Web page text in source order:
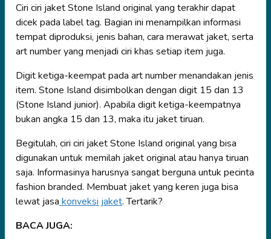
Ciri ciri jaket Stone Island original yang terakhir dapat
dicek pada label tag. Bagian ini menampilkan informasi
tempat diproduksi, jenis bahan, cara merawat jaket, serta
art number yang menjadi ciri khas setiap item juga.
Digit ketiga-keempat pada art number menandakan jenis
item. Stone Island disimbolkan dengan digit 15 dan 13
(Stone Island junior). Apabila digit ketiga-keempatnya
bukan angka 15 dan 13, maka itu jaket tiruan.
Begitulah, ciri ciri jaket Stone Island original yang bisa
digunakan untuk memilah jaket original atau hanya tiruan
saja. Informasinya harusnya sangat berguna untuk pecinta
fashion branded. Membuat jaket yang keren juga bisa
lewat jasa konveksi jaket. Tertarik?
BACA JUGA: